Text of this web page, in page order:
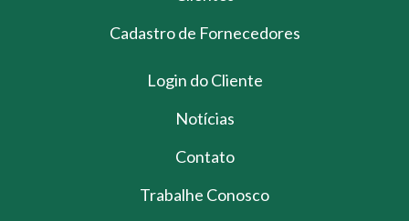
Cadastro de Fornecedores
Login do Cliente
Notícias
Contato
Trabalhe Conosco